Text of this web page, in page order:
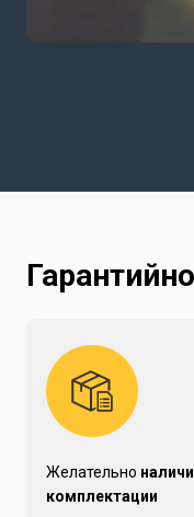
Желательно
комплектации